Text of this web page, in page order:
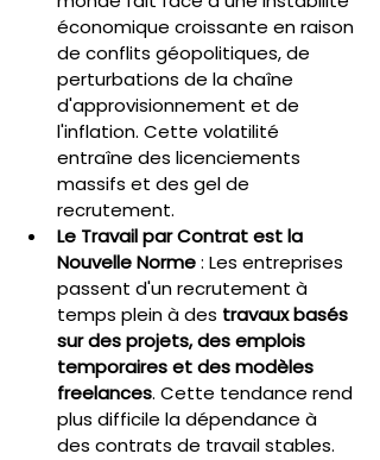
économique croissante en raison
de conflits géopolitiques, de
perturbations de la chaîne
d'approvisionnement et de
l'inflation. Cette volatilité
entraîne des licenciements
massifs et des gel de
recrutement.
Le Travail par Contrat est la
Nouvelle Norme : Les entreprises
passent d'un recrutement à
temps plein à des travaux basés
sur des projets, des emplois
temporaires et des modèles
freelances. Cette tendance rend
plus difficile la dépendance à
des contrats de travail stables.